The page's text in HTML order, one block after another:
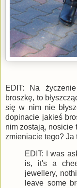
EDIT: Na
broszkę, to
się w nim nie
dopinacie jakieś
nim zostają, nosicie
zmieniacie tego? Ja
EDIT: I was
is, it's a
jewellery,
leave some